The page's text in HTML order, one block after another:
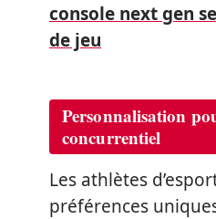
console next gen
de jeu
Personnalisation
concurrentiel
Les athlètes
préférences